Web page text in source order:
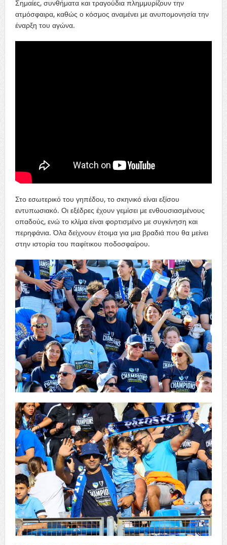
Σημαίες, συνθήματα και τραγούδια πλημμυρίζουν την
ατμόσφαιρα, καθώς ο κόσμος αναμένει με ανυπομονησία την
έναρξη του αγώνα.
Στο εσωτερικό του γηπέδου, το σκηνικό είναι εξίσου
εντυπωσιακό. Οι εξέδρες έχουν γεμίσει με ενθουσιασμένους
οπαδούς, ενώ το κλίμα είναι φορτισμένο με συγκίνηση και
περηφάνια. Όλα δείχνουν έτοιμα για μια βραδιά που θα μείνει
στην ιστορία του παφίτικου ποδοσφαίρου.